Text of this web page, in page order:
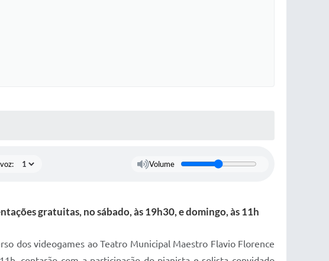
Volume
gratuitas, no sábado, às 19h30, e domingo, às 11h
dos videogames ao Teatro Municipal Maestro Flavio Florence